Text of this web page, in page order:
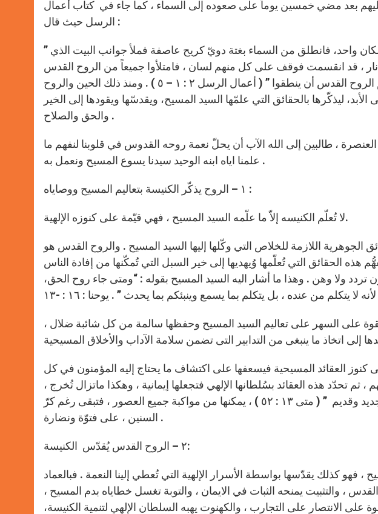
بعد مضي خمسين يوماً على صعوده إلى السماء ، كما جاء في كتاب أعمال
الرسل حيث قال :
” ولما أتى اليوم الخمسون كانوا مجتمعين في مكان واحد، فانطلق من السماء بغتة دويّ كريح عاصفة فملأ جوانب البيت الذي
نار ، قد انقسمت فوقف على كل منهم لسان ، فامتلأوا جميعاً من الروح القدس
وأخذوا يتكلمون بلغات غير لغتهم على منحهم الروح القدس أن ينطقوا ” ( أعمال الرسل ٢ : ١ – ٥ ) . ومنذ ذلك الحين والروح
ليذكّرها بالحقائق التي علمّها السيد المسيح، ويقدسّها ويقودها إلى الخير
والحق والصلاح .
العنصرة ، طالبين إلى الله الآب أن يحلّ نعمة روحه القدوس في قلوبنا لنفهم ما
علمنا اياه ابنه الوحيد سيدنا يسوع المسيح ونعمل به .
١ – الروح يذكّر الكنيسة بتعاليم المسيح ووصاياه :
لا تُعلّم الكنيسه إلاّ ما علّمه السيد المسيح ، فهي قيّمة على كنوزه الإلهية.
الجوهرية اللازمة للخلاص التي وكّلها إليها السيد المسيح . والروح القدس هو
هذه الحقائق التي تُعلّمها وُيهديها إلى خير السبل التي تُمكّنها من إفادة الناس
تردد ولا وهن . وهذا ما أشار اليه السيد المسيح بقوله : “ومتى جاء روح الحق،
على السهر على تعاليم السيد المسيح وحفظها سالمة من كل شائبة ضلال ،
كنوز العقائد المسيحية فيسعفها على اكتشاف ما يحتاج إليه المؤمنون في كل
تحدّد هذه العقائد بسُلطانها الإلهي فتجعلها إيمانية ، وهكذا ماتزال تُخرج ،
كما قال السيد المسيح : ” من كنوزها كل جديد وقديم ” ( متى ١٣ : ٥٢ ) ، يمكنها من مواكبة جميع العصور ، فتبقى رغم كرّ
السنين ، على فتوّة ونضارة .
٢ – الروح القدس يُقدّس الكنيسة:
، فهو كذلك يقدّسها بواسطة الأسرار الإلهية التي تُعطي إلينا النعمة . فبالعماد
، والتثبيت يمنحه الثبات في الايمان ، والتوبة تغسل خطاياه بدم المسيح ،
على الانتصار على التجارب ، والكهنوت يهبه السلطان الإلهي لتنمية الكنيسة،